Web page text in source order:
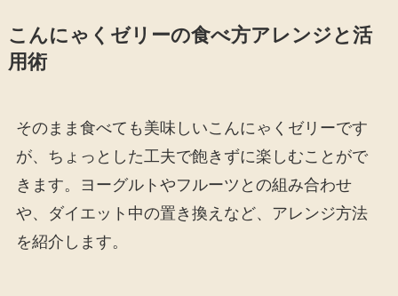
こんにゃくゼリーの食べ方アレンジと活
用術
そのまま食べても美味しいこんにゃくゼリーです
が、ちょっとした工夫で飽きずに楽しむことがで
きます。ヨーグルトやフルーツとの組み合わせ
や、ダイエット中の置き換えなど、アレンジ方法
を紹介します。